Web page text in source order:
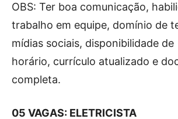
OBS: Ter boa comunicação,
trabalho em equipe, domínio de
mídias sociais, disponibilidade de
horário, currículo atualizado e
completa.
05 VAGAS: ELETRICISTA